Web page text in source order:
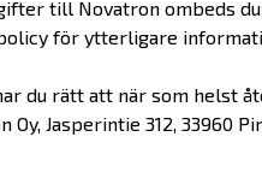
till Novatron ombeds
för ytterligare
du rätt att när som helst
Oy, Jasperintie 312, 33960